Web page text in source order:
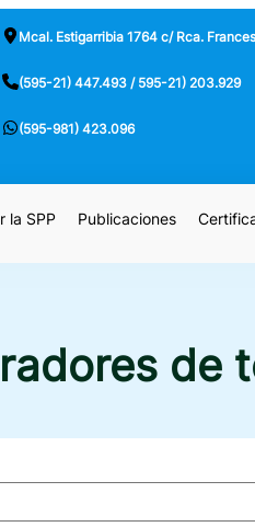
Mcal. Estigarribia 1764 c/ Rca.
(595-21) 447.493 / 595-21) 203.929
(595-981) 423.096
la SPP Publicaciones
de